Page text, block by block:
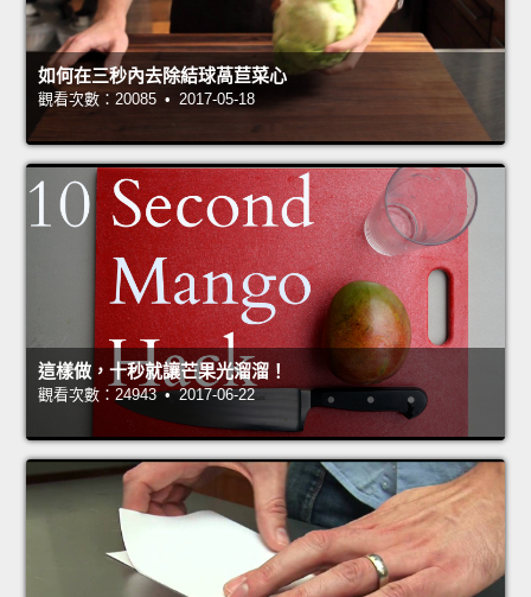
如何在三秒內去除結球萵苣菜心
觀看次數：20085 • 2017-05-18
這樣做，十秒就讓芒果光溜溜！
觀看次數：24943 • 2017-06-22